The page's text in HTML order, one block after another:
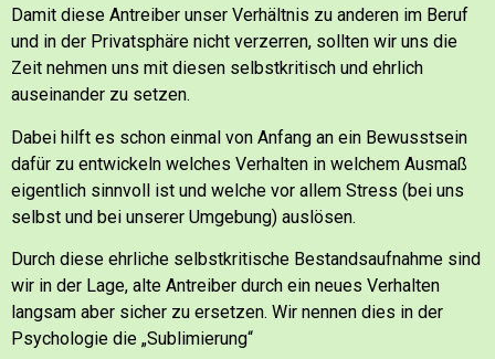
Damit diese Antreiber unser Verhältnis zu anderen im Beruf
und in der Privatsphäre nicht verzerren, sollten wir uns die
Zeit nehmen uns mit diesen selbstkritisch und ehrlich
auseinander zu setzen.
Dabei hilft es schon einmal von Anfang an ein Bewusstsein
dafür zu entwickeln welches Verhalten in welchem Ausmaß
eigentlich sinnvoll ist und welche vor allem Stress (bei uns
selbst und bei unserer Umgebung) auslösen.
Durch diese ehrliche selbstkritische Bestandsaufnahme sind
wir in der Lage, alte Antreiber durch ein neues Verhalten
langsam aber sicher zu ersetzen. Wir nennen dies in der
Psychologie die „Sublimierung“